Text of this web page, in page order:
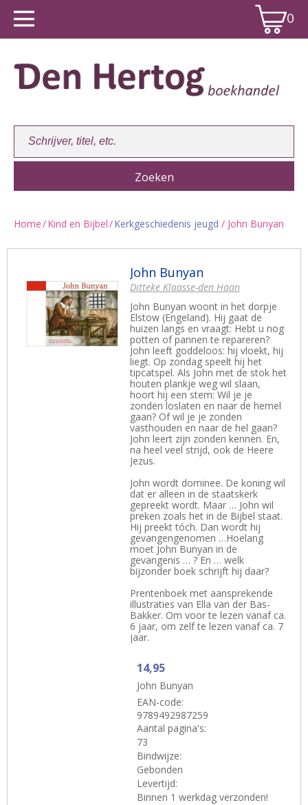
0
Home/Kind en Bijbel/Kerkgeschiedenis jeugd / John Bunyan
John Bunyan
Ditteke Klaasse-den Haan
John Bunyan woont in het dorpje
Elstow (Engeland). Hij gaat de
huizen langs en vraagt: Hebt u nog
potten of pannen te repareren?
John leeft goddeloos: hij vloekt, hij
liegt. Op zondag speelt hij het
tipcatspel. Als John met de stok het
houten plankje weg wil slaan,
hoort hij een stem: Wil je je
zonden loslaten en naar de hemel
gaan? Of wil je je zonden
vasthouden en naar de hel gaan?
John leert zijn zonden kennen. En,
na heel veel strijd, ook de Heere
Jezus.
John wordt dominee. De koning wil
dat er alleen in de staatskerk
gepreekt wordt. Maar … John wil
preken zoals het in de Bijbel staat.
Hij preekt tóch. Dan wordt hij
gevangengenomen …Hoelang
moet John Bunyan in de
gevangenis … ? En … welk
bijzonder boek schrijft hij daar?
Prentenboek met aansprekende
illustraties van Ella van der Bas-
Bakker. Om voor te lezen vanaf ca.
6 jaar, om zelf te lezen vanaf ca. 7
jaar.
14,95
John Bunyan
EAN-code:
9789492987259
Aantal pagina's:
73
Bindwijze:
Gebonden
Levertijd:
Binnen 1 werkdag verzonden!